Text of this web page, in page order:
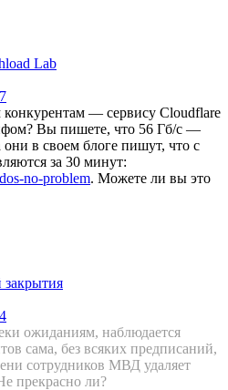
Lab
— сервису Cloudflare
Вы пишете, что 56 Гб/с —
они в своем блоге пишут, что с
за 30 минут:
no-problem. Можете ли вы это
ожиданиям, наблюдается
сама, без всяких предписаний,
сотрудников МВД удаляет
прекрасно ли?